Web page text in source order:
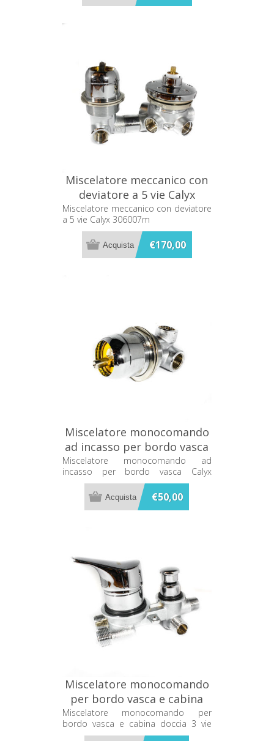
Miscelatore meccanico con
deviatore a 5 vie Calyx
306007m
Miscelatore meccanico con deviatore
a 5 vie Calyx 306007m
€170,00
Miscelatore monocomando
ad incasso per bordo vasca
Calyx CLX3200
Miscelatore monocomando ad
incasso per bordo vasca Calyx
CLX3200
€50,00
Miscelatore monocomando
per bordo vasca e cabina
doccia 3 vie Calyx 25300
Miscelatore monocomando per
bordo vasca e cabina doccia 3 vie
Calyx 25300